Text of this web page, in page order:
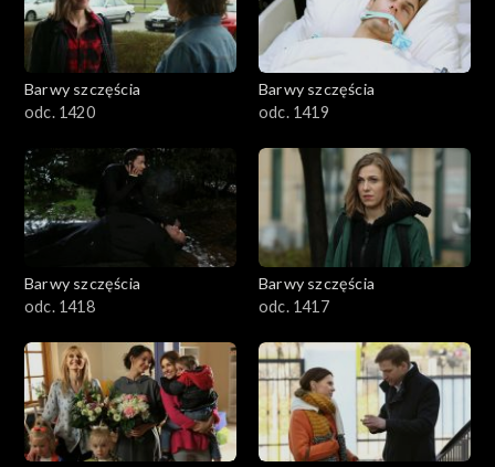
Barwy szczęścia
odc. 1420
Barwy szczęścia
odc. 1419
Barwy szczęścia
odc. 1418
Barwy szczęścia
odc. 1417